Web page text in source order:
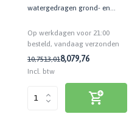
watergedragen grond- en
Op werkdagen voor 21:00
besteld, vandaag verzonden
10,7513,018,079,76
Incl. btw